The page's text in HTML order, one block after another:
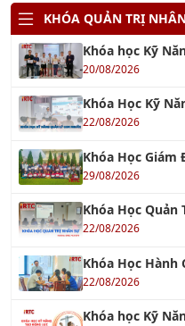
KHÓA QUẢN TRỊ
Khóa học Kỹ
20/08/2026
Khóa Học Kỹ
22/08/2026
Khóa Học Giám
29/08/2026
Khóa Học Quản
22/08/2026
Khóa Học Hành
22/08/2026
Khóa học Kỹ